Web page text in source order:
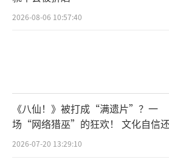
普通病房每日费用公立
私立医院约800-2000元。
2026-08-06 10:57:40
《八仙！》被打成“满遗片”？一
场“网络猎巫”的狂欢！ 文化自信
焦虑？
2026-07-20 13:29:10